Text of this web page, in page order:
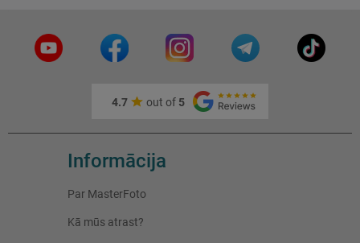
4.7 out of 5
Informācija
Par MasterFoto
Kā mūs atrast?